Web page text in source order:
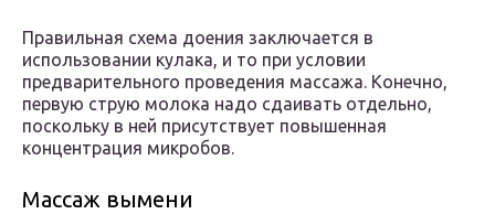
Правильная схема доения заключается в
использовании кулака, и то при условии
предварительного проведения массажа. Конечно,
первую струю молока надо сдаивать отдельно,
поскольку в ней присутствует повышенная
концентрация микробов.
Массаж вымени